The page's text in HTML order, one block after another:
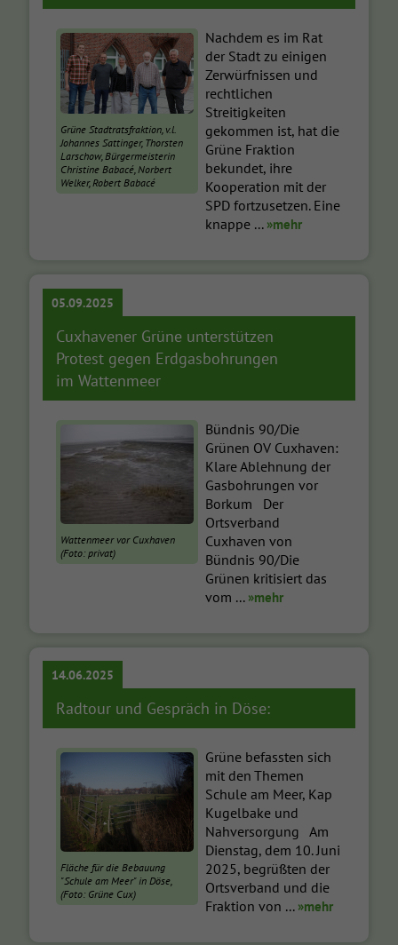
Grüne Stadtratsfraktion, v.l.
Johannes Sattinger, Thorsten
Larschow, Bürgermeisterin
Christine Babacé, Norbert
Welker, Robert Babacé
Nachdem es im Rat
der Stadt zu einigen
Zerwürfnissen und
rechtlichen
Streitigkeiten
gekommen ist, hat die
Grüne Fraktion
bekundet, ihre
Kooperation mit der
SPD fortzusetzen. Eine
knappe ... »mehr
05.09.2025
Cuxhavener Grüne unterstützen
Protest gegen Erdgasbohrungen
im Wattenmeer
Wattenmeer vor Cuxhaven
(Foto: privat)
Bündnis 90/Die
Grünen OV Cuxhaven:
Klare Ablehnung der
Gasbohrungen vor
Borkum Der
Ortsverband
Cuxhaven von
Bündnis 90/Die
Grünen kritisiert das
vom ... »mehr
14.06.2025
Radtour und Gespräch in Döse:
Fläche für die Bebauung
"Schule am Meer" in Döse,
(Foto: Grüne Cux)
Grüne befassten sich
mit den Themen
Schule am Meer, Kap
Kugelbake und
Nahversorgung Am
Dienstag, dem 10. Juni
2025, begrüßten der
Ortsverband und die
Fraktion von ... »mehr